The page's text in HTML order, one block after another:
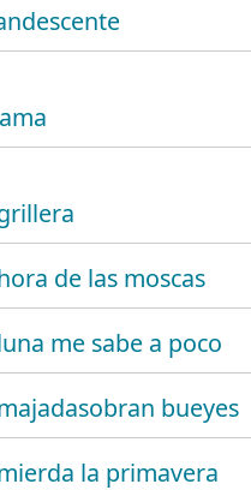
de las moscas
me sabe a poco
bueyes
la primavera